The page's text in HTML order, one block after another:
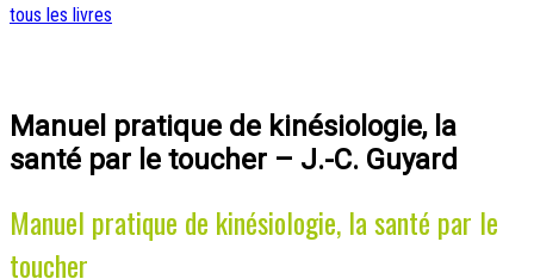
tous les livres
Manuel pratique de kinésiologie, la
santé par le toucher – J.-C. Guyard
Manuel pratique de kinésiologie, la santé par le
toucher